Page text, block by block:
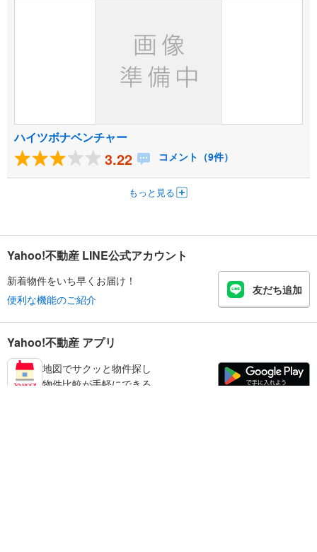
ハイツボナベンチャー
3.22 コメント（9件）
もっと見る
Yahoo!不動産 LINE公式アカウント
新着物件をいち早くお届け！
便利な機能のご紹介
友だち追加
Yahoo!不動産 アプリ
地図でサクッと物件探し
物件比較が手軽にできる